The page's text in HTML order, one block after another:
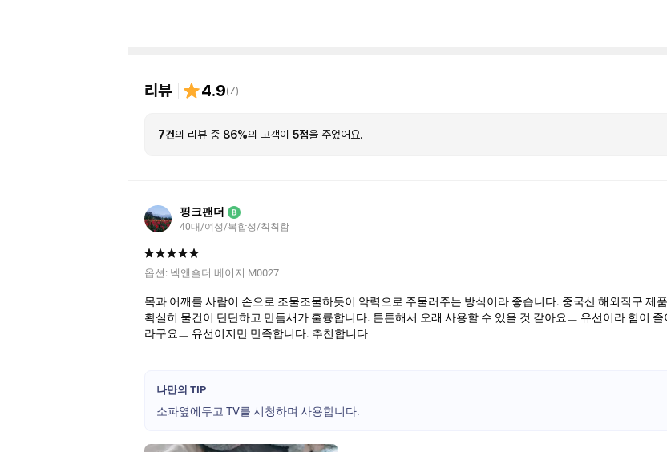
리뷰 4.9(7)
7건의 리뷰 중 86%의 고객이 5점을 주었어요.
핑크팬더 B
40대/여성/복합성/칙칙함
옵션: 넥앤숄더 베이지 M0027
목과 어깨를 사람이 손으로 조물조물하듯이 악력으로 주물러주는 방식이라 좋습니다. 중국산 해외직구 제
확실히 물건이 단단하고 만듬새가 훌륭합니다. 튼튼해서 오래 사용할 수 있을 것 같아요ㅡ 유선이라 힘이
라구요ㅡ 유선이지만 만족합니다. 추천합니다
나만의 TIP
소파옆에두고 TV를 시청하며 사용합니다.